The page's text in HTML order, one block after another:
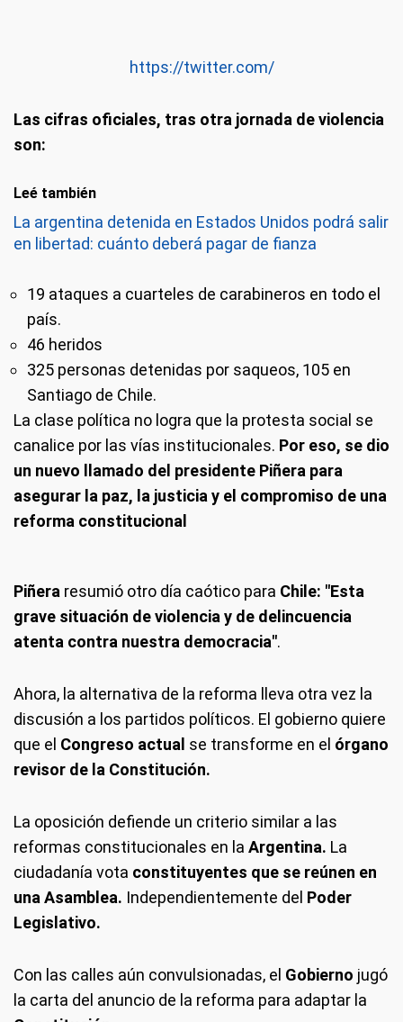
https://twitter.com/
Las cifras oficiales, tras otra jornada de violencia
son:
Leé también
La argentina detenida en Estados Unidos podrá salir
en libertad: cuánto deberá pagar de fianza
19 ataques a cuarteles de carabineros en todo el
país.
46 heridos
325 personas detenidas por saqueos, 105 en
Santiago de Chile.
La clase política no logra que la protesta social se
canalice por las vías institucionales. Por eso, se dio
un nuevo llamado del presidente Piñera para
asegurar la paz, la justicia y el compromiso de una
reforma constitucional
Piñera resumió otro día caótico para Chile: "Esta
grave situación de violencia y de delincuencia
atenta contra nuestra democracia".
Ahora, la alternativa de la reforma lleva otra vez la
discusión a los partidos políticos. El gobierno quiere
que el Congreso actual se transforme en el órgano
revisor de la Constitución.
La oposición defiende un criterio similar a las
reformas constitucionales en la Argentina. La
ciudadanía vota constituyentes que se reúnen en
una Asamblea. Independientemente del Poder
Legislativo.
Con las calles aún convulsionadas, el Gobierno jugó
la carta del anuncio de la reforma para adaptar la